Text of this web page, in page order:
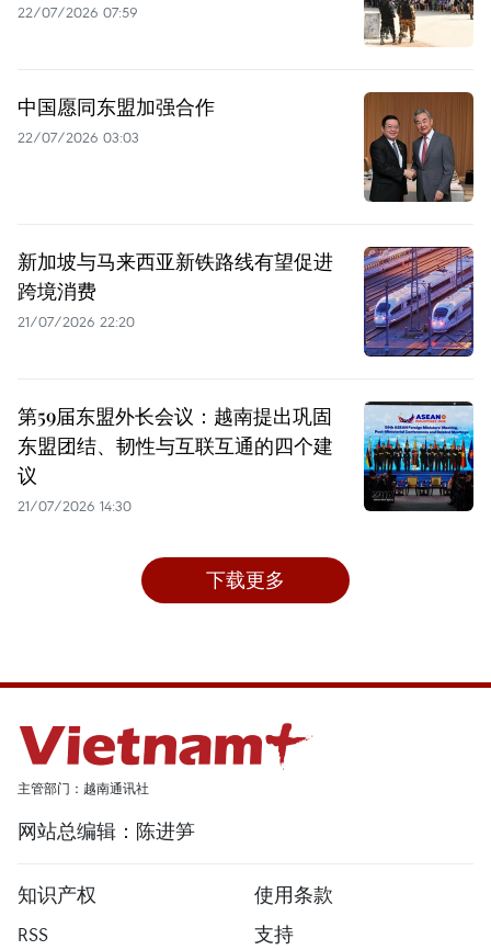
22/07/2026 07:59
中国愿同东盟加强合作
22/07/2026 03:03
新加坡与马来西亚新铁路线有望促进
跨境消费
21/07/2026 22:20
第59届东盟外长会议：越南提出巩固
东盟团结、韧性与互联互通的四个建
议
21/07/2026 14:30
下载更多
主管部门：越南通讯社
网站总编辑：陈进笋
知识产权
使用条款
RSS
支持